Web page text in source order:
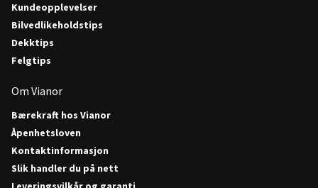
Kundeopplevelser
Bilvedlikeholdstips
Dekktips
Felgtips
Om Vianor
Bærekraft hos Vianor
Åpenhetsloven
Kontaktinformasjon
Slik handler du på nett